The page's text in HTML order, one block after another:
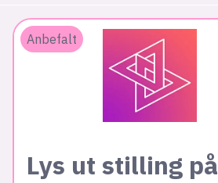
Anbefalt
Lys ut stilling på